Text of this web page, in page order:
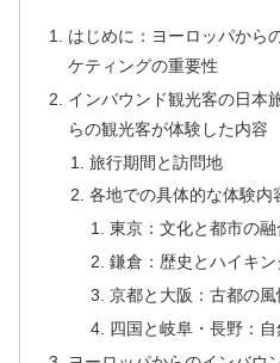
はじめに：ヨーロッパから
ケティングの重要性
インバウンド観光客の日本
らの観光客が体験した内容
旅行期間と訪問地
各地での具体的な体験内
東京：文化と都市の融
鎌倉：歴史とハイキン
京都と大阪：古都の
四国と岐阜・長野：